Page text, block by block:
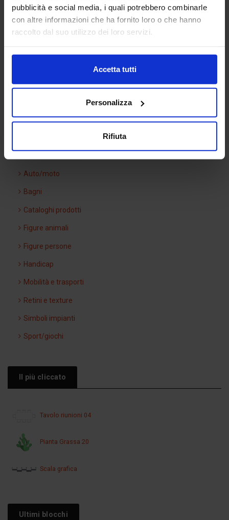
pubblicità e social media, i quali potrebbero combinarle
con altre informazioni che ha fornito loro o che hanno
raccolto dal suo utilizzo dei loro servizi.
Accetta tutti
Personalizza
Rifiuta
Categorie Blocchi CAD
Arredi interni
Arredo urbano
Auto/moto
Bagni
Cataloghi prodotti
Figure animali
Figure persone
Handicap
Mobilità e trasporti
Retini e texture
Simboli impianti
Sport/giochi
Il più cliccato
Tavolo riunioni 04
Pianta Grassa 20
Scala grafica
Ultimi blocchi